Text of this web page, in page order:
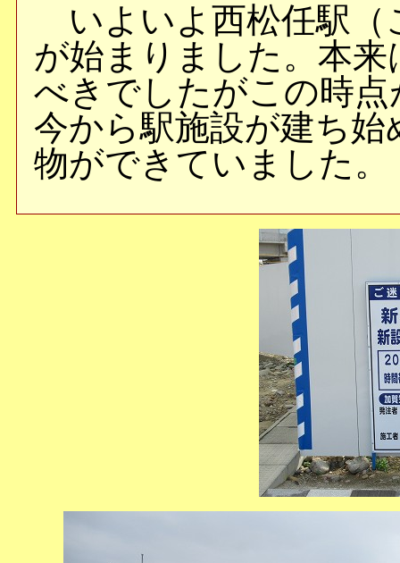
いよいよ西松任駅（
が始まりました。本
べきでしたがこの時
今から駅施設が建ち
物ができていました。